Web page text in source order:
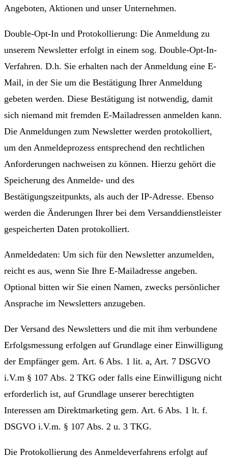
Angeboten, Aktionen und unser Unternehmen.
Double-Opt-In und Protokollierung: Die Anmeldung zu
unserem Newsletter erfolgt in einem sog. Double-Opt-In-
Verfahren. D.h. Sie erhalten nach der Anmeldung eine E-
Mail, in der Sie um die Bestätigung Ihrer Anmeldung
gebeten werden. Diese Bestätigung ist notwendig, damit
sich niemand mit fremden E-Mailadressen anmelden kann.
Die Anmeldungen zum Newsletter werden protokolliert,
um den Anmeldeprozess entsprechend den rechtlichen
Anforderungen nachweisen zu können. Hierzu gehört die
Speicherung des Anmelde- und des
Bestätigungszeitpunkts, als auch der IP-Adresse. Ebenso
werden die Änderungen Ihrer bei dem Versanddienstleister
gespeicherten Daten protokolliert.
Anmeldedaten: Um sich für den Newsletter anzumelden,
reicht es aus, wenn Sie Ihre E-Mailadresse angeben.
Optional bitten wir Sie einen Namen, zwecks persönlicher
Ansprache im Newsletters anzugeben.
Der Versand des Newsletters und die mit ihm verbundene
Erfolgsmessung erfolgen auf Grundlage einer Einwilligung
der Empfänger gem. Art. 6 Abs. 1 lit. a, Art. 7 DSGVO
i.V.m § 107 Abs. 2 TKG oder falls eine Einwilligung nicht
erforderlich ist, auf Grundlage unserer berechtigten
Interessen am Direktmarketing gem. Art. 6 Abs. 1 lt. f.
DSGVO i.V.m. § 107 Abs. 2 u. 3 TKG.
Die Protokollierung des Anmeldeverfahrens erfolgt auf